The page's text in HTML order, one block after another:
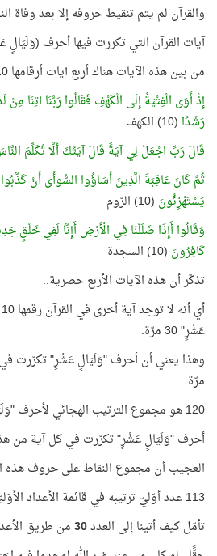
والقرآن لم يتم تنقيط حروفه إلا بعد وفاة
آيات القرآن التي تكررت فيها أحرف (وَلَيَالٍ عَشْرٍ) 30 مرّة عددها
من بين هذه الآيات هناك أربع آيات أرقامها 10 وهي..
إِذْ أَوَى الْفِتْيَةُ إِلَى الْكَهْفِ فَقَالُوا رَبَّنَا آتِنَا
رَشَدًا (10) الكهف
قَالَ رَبِّ اجْعَلْ لِي آيَةً قَالَ آيَتُكَ أَلَّا تُكَلِّمَ
ثُمَّ كَانَ عَاقِبَةَ الَّذِينَ أَسَاؤُوا السُّوأَى أَنْ كَذَّبُوا
يَسْتَهْزِئُونَ (10) الرّوم
وَقَالُوا أَإِذَا ضَلَلْنَا فِي الْأَرْضِ أَإِنَّا لَفِي خَلْقٍ
كَافِرُونَ (10) السجدة
تذكّر أن هذه الآيات الأربع حصرية..
عَشْرٍ" 30 مرّة.
مرّة..
120 هو مجموع الترتيب الهجائي لأحرف "وَلَيَالٍ عَشْرٍ"!
أحرف "وَلَيَالٍ عَشْرٍ" تكرّرت في كل آية من هذه
العجيب أن مجموع النقاط على حروف هذه الآيات
113 عدد أوّليّ ترتيبه في قائمة الأعداد الأوّليّة رقم
تأمّل كيف أتينا إلى العدد30من طريق